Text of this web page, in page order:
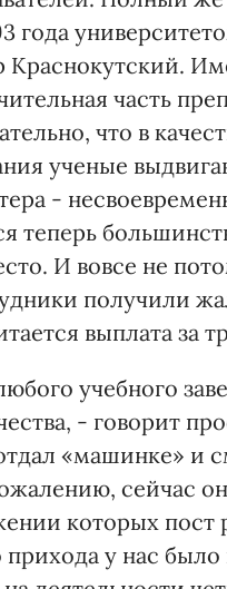
года
Краснокутский.
часть
что в
ученые
-
теперь
И вовсе не
получили
выплата за
учебного
- говорит
«машинке» и
сейчас
которых пост
прихода у нас